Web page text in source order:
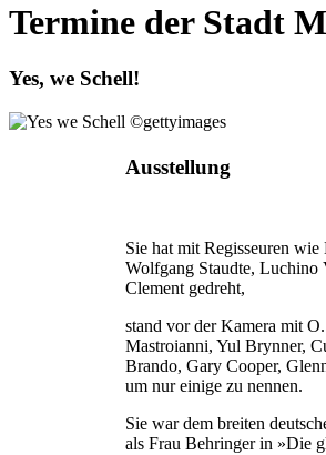
Termine der Stadt
Yes, we Schell!
Ausstellung
Sie hat mit Regisseuren
Wolfgang Staudte, Luchino
Clement gedreht,
stand vor der Kamera mit
Mastroianni, Yul Brynner,
Brando, Gary Cooper,
um nur einige zu nennen.
Sie war dem breiten
als Frau Behringer in »Die